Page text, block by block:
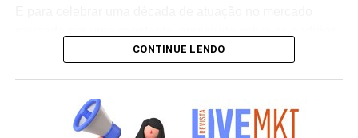
do live marketing e da comunicação corporativa, a
iniciativa reflete a premissa de que cada projeto, mesmo
após uma década de consolidação no mercado,
CONTINUE LENDO